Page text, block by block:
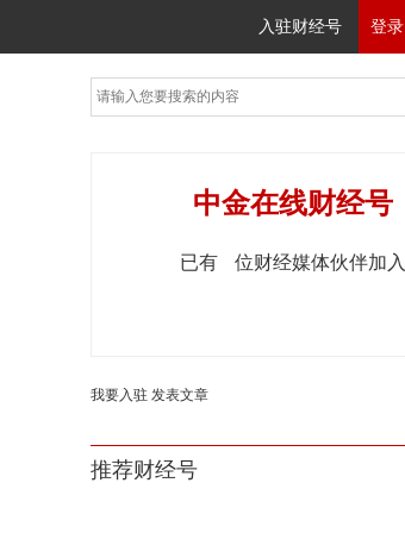
入驻财经号 登录
中金在线财经号
已有 位财经媒体伙伴加入
我要入驻 发表文章
推荐财经号